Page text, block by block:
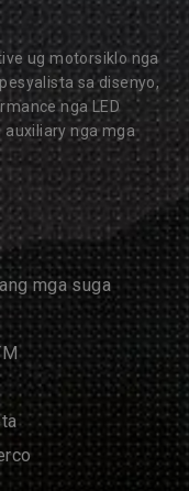
ug motorsiklo nga
sa disenyo,
nga LED
auxiliary nga mga
mga suga